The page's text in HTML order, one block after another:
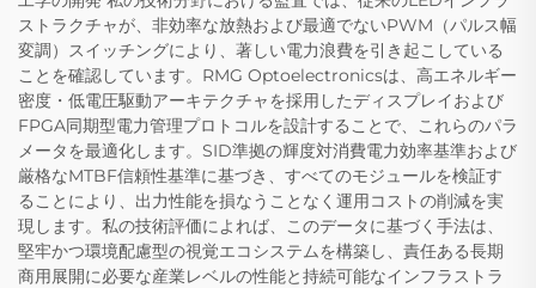
ストラクチャが、非効率な放熱および最適でないPWM（パルス幅
変調）スイッチングにより、著しい電力浪費を引き起こしている
ことを確認しています。RMG Optoelectronicsは、高エネルギー
密度・低電圧駆動アーキテクチャを採用したディスプレイおよび
FPGA同期型電力管理プロトコルを設計することで、これらのパラ
メータを最適化します。SID準拠の輝度対消費電力効率基準および
厳格なMTBF信頼性基準に基づき、すべてのモジュールを検証す
ることにより、出力性能を損なうことなく運用コストの削減を実
現します。私の技術評価によれば、このデータに基づく手法は、
堅牢かつ環境配慮型の視覚エコシステムを構築し、責任ある長期
商用展開に必要な産業レベルの性能と持続可能なインフラストラ